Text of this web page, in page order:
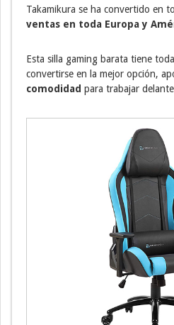
Takamikura se ha convertido en
ventas en toda Europa y
Esta silla gaming barata tiene
convertirse en la mejor opción,
comodidad para trabajar